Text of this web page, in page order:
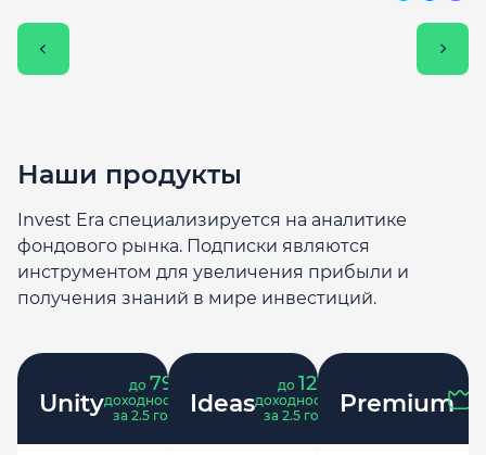
Наши продукты
Invest Era специализируется на аналитике
фондового рынка. Подписки являются
инструментом для увеличения прибыли и
получения знаний в мире инвестиций.
Unity
до 79
доходность
за 2.5 года
Ideas
до 121
доходность
за 2.5 года
Premium